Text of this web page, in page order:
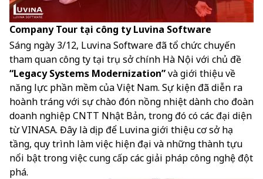
Company Tour tại công ty Luvina Software
Sáng ngày 3/12, Luvina Software đã tổ chức chuyến
tham quan công ty tại trụ sở chính Hà Nội với chủ đề
“Legacy Systems Modernization”và giới thiệu về
năng lực phần mềm của Việt Nam. Sự kiện đã diễn ra
hoành tráng với sự chào đón nồng nhiệt dành cho đoàn
doanh nghiệp CNTT Nhật Bản, trong đó có các đại diện
từ VINASA. Đây là dịp để Luvina giới thiệu cơ sở hạ
tầng, quy trình làm việc hiện đại và những thành tựu
nổi bật trong việc cung cấp các giải pháp công nghệ đột
phá.